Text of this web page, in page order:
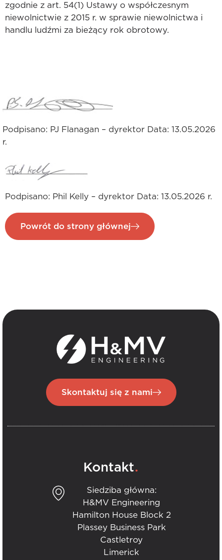
zgodnie z art. 54(1) Ustawy o współczesnym
niewolnictwie z 2015 r. w sprawie niewolnictwa i
handlu ludźmi za bieżący rok obrotowy.
Podpisano: PJ Flanagan – dyrektor Data: 13.05.2026
r.
Podpisano: Phil Kelly – dyrektor Data: 13.05.2026 r.
Powrót do strony głównej
Skontaktuj się z nami
Kontakt.
Siedziba główna:
H&MV Engineering
Hamilton House Block 2
Plassey Business Park
Castletroy
Limerick